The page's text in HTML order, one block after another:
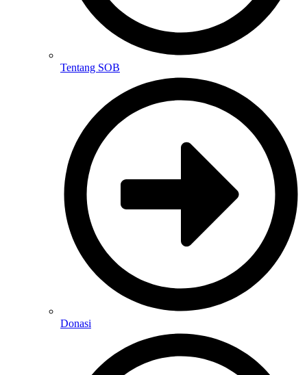
Tentang SOB
Donasi